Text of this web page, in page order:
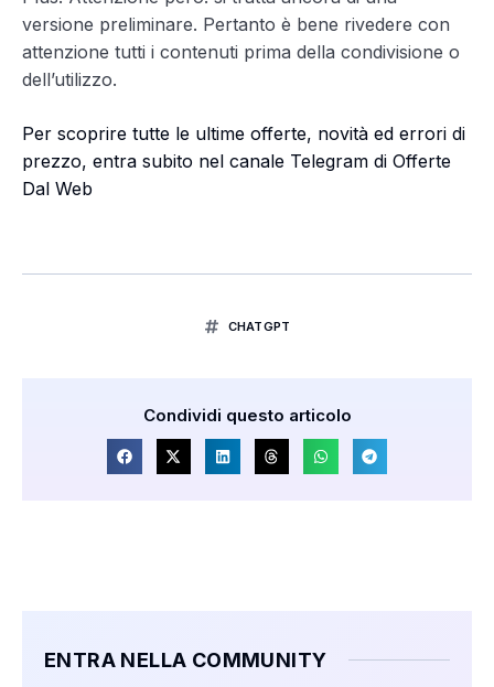
versione preliminare. Pertanto è bene rivedere con
attenzione tutti i contenuti prima della condivisione o
dell’utilizzo.
Per scoprire tutte le ultime offerte, novità ed errori di
prezzo, entra subito nel canale Telegram di Offerte
Dal Web
CHATGPT
Condividi questo articolo
ENTRA NELLA COMMUNITY